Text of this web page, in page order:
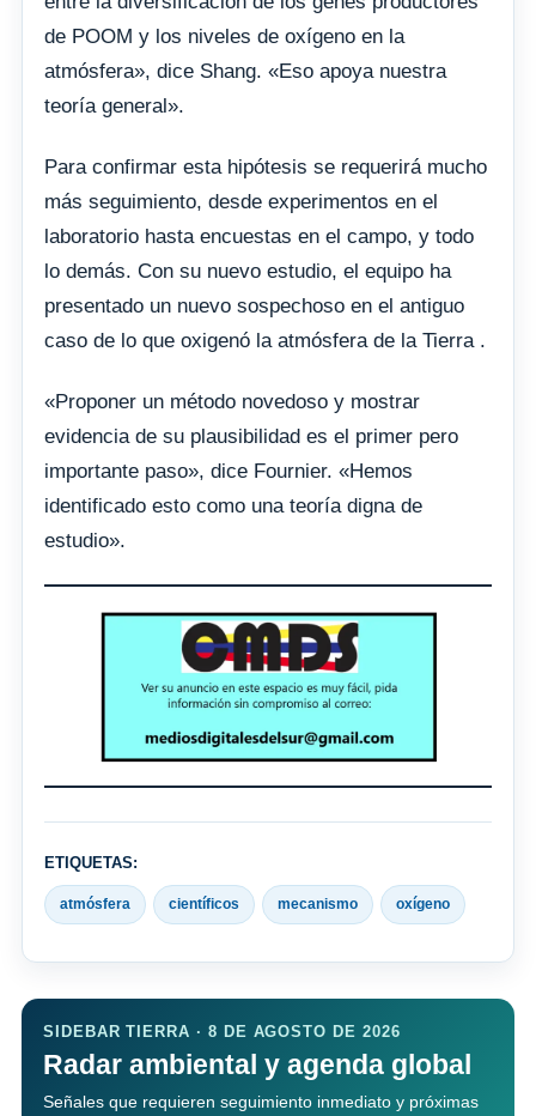
de POOM y los niveles de oxígeno en la
atmósfera», dice Shang. «Eso apoya nuestra
teoría general».
Para confirmar esta hipótesis se requerirá mucho
más seguimiento, desde experimentos en el
laboratorio hasta encuestas en el campo, y todo
lo demás. Con su nuevo estudio, el equipo ha
presentado un nuevo sospechoso en el antiguo
caso de lo que oxigenó la atmósfera de la Tierra .
«Proponer un método novedoso y mostrar
evidencia de su plausibilidad es el primer pero
importante paso», dice Fournier. «Hemos
identificado esto como una teoría digna de
estudio».
ETIQUETAS:
atmósfera científicos mecanismo oxígeno
SIDEBAR TIERRA · 8 DE AGOSTO DE 2026
Radar ambiental y agenda global
Señales que requieren seguimiento inmediato y próximas